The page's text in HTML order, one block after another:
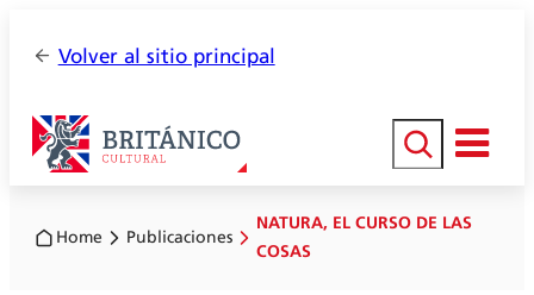
Volver al sitio principal
Buscar
Home Publicaciones
NATURA, EL CURSO DE LAS
COSAS